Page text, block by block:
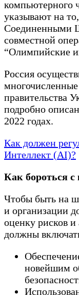
компьютерного
указывают на
Соединенными
совместной
“Олимпийские
Россия
правительства
подробно
2022 годах.
Как должен
Интеллект (AI)?
Как бороться
Чтобы быть на
и организации
оценку рисков
должны
новейшим